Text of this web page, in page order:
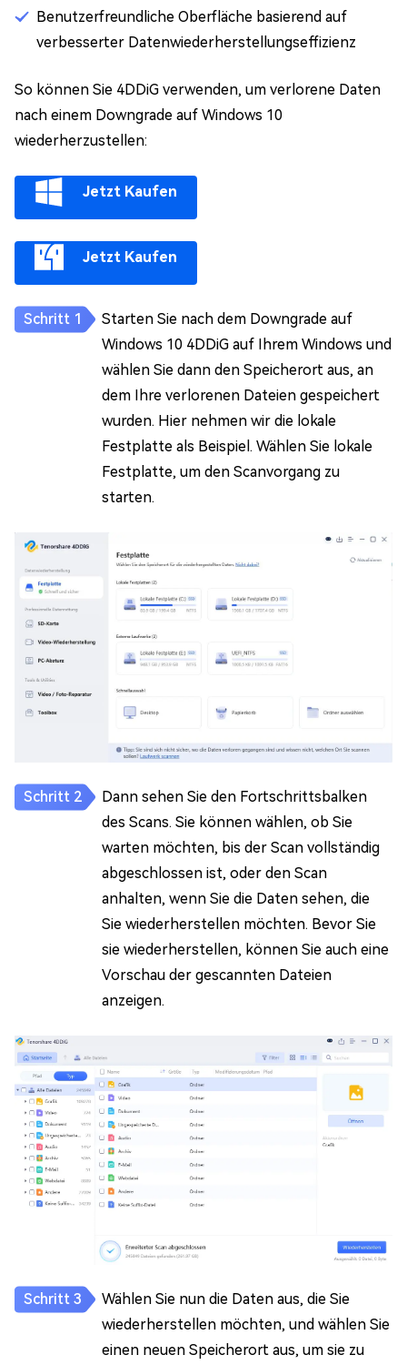
Benutzerfreundliche Oberfläche basierend auf
verbesserter Datenwiederherstellungseffizienz
So können Sie 4DDiG verwenden, um verlorene Daten
nach einem Downgrade auf Windows 10
wiederherzustellen:
Jetzt Kaufen
Jetzt Kaufen
Starten Sie nach dem Downgrade auf
Windows 10 4DDiG auf Ihrem Windows und
wählen Sie dann den Speicherort aus, an
dem Ihre verlorenen Dateien gespeichert
wurden. Hier nehmen wir die lokale
Festplatte als Beispiel. Wählen Sie lokale
Festplatte, um den Scanvorgang zu
starten.
Dann sehen Sie den Fortschrittsbalken
des Scans. Sie können wählen, ob Sie
warten möchten, bis der Scan vollständig
abgeschlossen ist, oder den Scan
anhalten, wenn Sie die Daten sehen, die
Sie wiederherstellen möchten. Bevor Sie
sie wiederherstellen, können Sie auch eine
Vorschau der gescannten Dateien
anzeigen.
Wählen Sie nun die Daten aus, die Sie
wiederherstellen möchten, und wählen Sie
einen neuen Speicherort aus, um sie zu